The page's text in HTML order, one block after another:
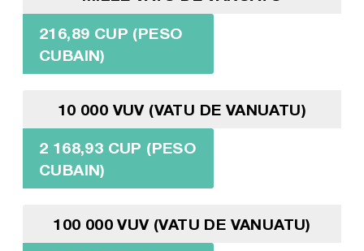
216,89 CUP (PESO
CUBAIN)
10 000 VUV (VATU DE VANUATU)
2 168,93 CUP (PESO
CUBAIN)
100 000 VUV (VATU DE VANUATU)